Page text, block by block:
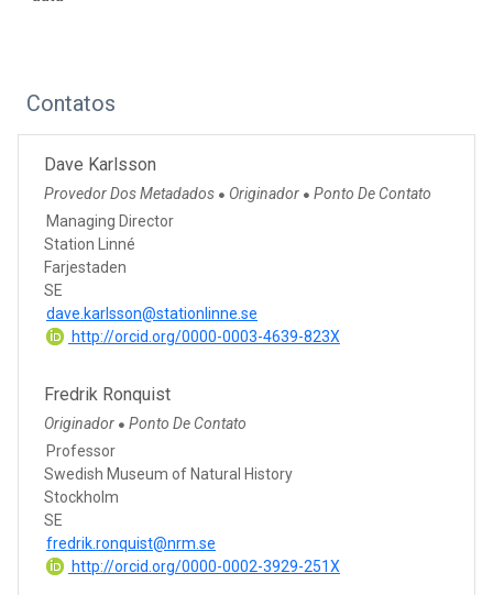
Contatos
Dave Karlsson
Provedor Dos Metadados ● Originador ● Ponto De Contato
Managing Director
Station Linné
Farjestaden
SE
dave.karlsson@stationlinne.se
http://orcid.org/0000-0003-4639-823X
Fredrik Ronquist
Originador ● Ponto De Contato
Professor
Swedish Museum of Natural History
Stockholm
SE
fredrik.ronquist@nrm.se
http://orcid.org/0000-0002-3929-251X